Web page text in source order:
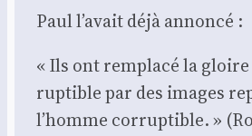
Paul l’avait déjà annon­cé :
« Ils ont rem­pla­cé la
rup­tible par des images
l’homme cor­rup­tible. »